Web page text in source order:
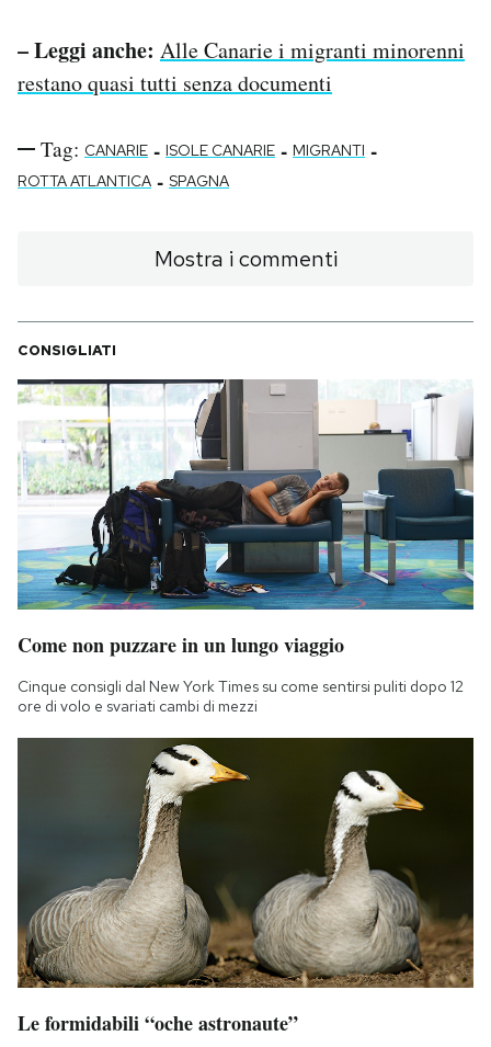
– Leggi anche: Alle Canarie i migranti minorenni
restano quasi tutti senza documenti
Tag: CANARIE - ISOLE CANARIE - MIGRANTI -
ROTTA ATLANTICA - SPAGNA
Mostra i commenti
CONSIGLIATI
Come non puzzare in un lungo viaggio
Cinque consigli dal New York Times su come sentirsi puliti dopo 12
ore di volo e svariati cambi di mezzi
Le formidabili “oche astronaute”